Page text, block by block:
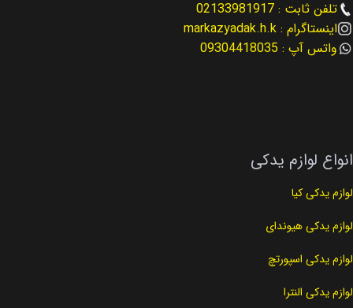
نوع لوازم لوازم گیربکس
تلفن ثابت : 02133981917
اینستاگرام : markazyadak.h.k
واتس آپ : 09304418035
انواع لوازم یدکی
لوازم یدکی کیا
لوازم یدکی هیوندای
لوازم یدکی اسپورتچ
لوازم یدکی النترا